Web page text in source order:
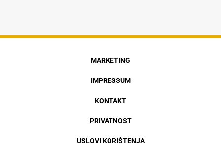
MARKETING
IMPRESSUM
KONTAKT
PRIVATNOST
USLOVI KORIŠTENJA